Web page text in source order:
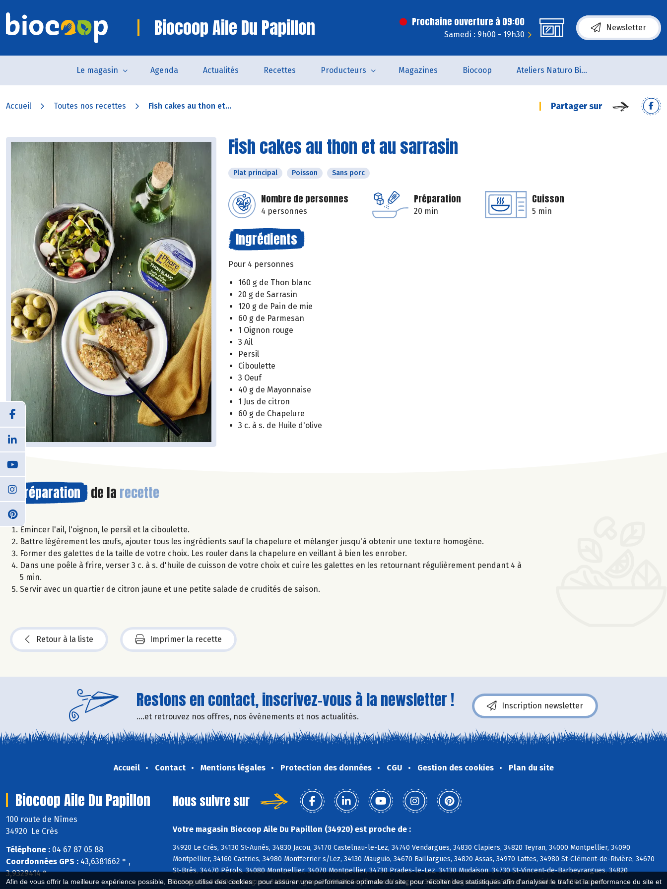
Afin de vous offrir la meilleure expérience possible, Biocoop utilise des cookies : pour assurer une performance optimale du site, pour récolter des statistiques afin d'analyser le trafic et la performance du site et
Biocoop Aile Du Papillon Prochaine ouverture à 09:00
Samedi : 9h00 - 19h30
Newsletter
Le magasin Agenda Actualités Recettes Producteurs Magazines Biocoop Ateliers Naturo Biocoop L'Aile du Papillon
Accueil Toutes nos recettes Fish cakes au thon et... Partager sur
Fish cakes au thon et au sarrasin
Plat principal Poisson Sans porc
Nombre de personnes
4 personnes
Préparation
20 min
Cuisson
5 min
Ingrédients
Pour 4 personnes
160 g de Thon blanc
20 g de Sarrasin
120 g de Pain de mie
60 g de Parmesan
1 Oignon rouge
3 Ail
Persil
Ciboulette
3 Oeuf
40 g de Mayonnaise
1 Jus de citron
60 g de Chapelure
3 c. à s. de Huile d'olive
Préparation de la recette
Émincer l'ail, l'oignon, le persil et la ciboulette.
Battre légèrement les œufs, ajouter tous les ingrédients sauf la chapelure et mélanger jusqu'à obtenir une texture homogène.
Former des galettes de la taille de votre choix. Les rouler dans la chapelure en veillant à bien les enrober.
Dans une poêle à frire, verser 3 c. à s. d'huile de cuisson de votre choix et cuire les galettes en les retournant régulièrement pendant 4 à
5 min.
Servir avec un quartier de citron jaune et une petite salade de crudités de saison.
Retour à la liste Imprimer la recette
Restons en contact, inscrivez-vous à la newsletter !
....et retrouvez nos offres, nos événements et nos actualités.
Inscription newsletter
Accueil Contact Mentions légales Protection des données CGU Gestion des cookies Plan du site
Biocoop Aile Du Papillon
100 route de Nîmes
34920 Le Crès
Téléphone : 04 67 87 05 88
Coordonnées GPS : 43,6381662 ° ,
3,9329414 °
Nous suivre sur
Votre magasin Biocoop Aile Du Papillon (34920) est proche de :
34920 Le Crès, 34130 St-Aunès, 34830 Jacou, 34170 Castelnau-le-Lez, 34740 Vendargues, 34830 Clapiers, 34820 Teyran, 34000 Montpellier, 34090
Montpellier, 34160 Castries, 34980 Montferrier s/Lez, 34130 Mauguio, 34670 Baillargues, 34820 Assas, 34970 Lattes, 34980 St-Clément-de-Rivière, 34670
St-Brès, 34470 Pérols, 34080 Montpellier, 34070 Montpellier, 34730 Prades-le-Lez, 34130 Mudaison, 34730 St-Vincent-de-Barbeyrargues, 34820
Guzargues, 34160 Sussargues, 34990 Juvignac, 34160 St-Geniès-des-Mourgues, 34130 Valergues, 34430 St-Jean-de-Védas, 34790 Grabels